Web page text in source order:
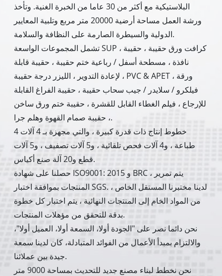
البلاستيكية مع أكثر من 30 عاما من الخبرة الغنية. وتأخذ
ورشة العمل مساحة أرضية 20000 متر مربع وتلبية المعايير
الدولية والسيطرة الصارمة على النظافة والسلامة.
تشمل المجموعات الواسعة SUP ، كرافت ورق حقيبة ، حقيبة
نافذة ، مسطحة أسفل / رباعية ختم حقيبة ، حقيبة قابلة
لإعادة التدوير ، الليزر درجة حقيبة ، PVC & APET ورقة ،
فيلكرو / سلايدر / جيب سحاب حقيبة ، حقيبة الفراغ القابلة
للإرجاع ، فيلم الغطاء القابل للقشرة ، حقيبة ختم ورق ساخن
، حقيبة صمام القهوة وهلم جرا.
4 خطوط إنتاج ذات قدرة كبيرة ، والتي مجهزة بـ 4 آلات
طباعة ، و4 آلات فحص تلقائية ، و5 آلات تصفيف ، و5 آلات
قطع و20 آلة صنع أكياس.
حصلنا على شهادة ISO9001: 2015 و BRC ، يتم تمرير
المنتجات بموافقة اختبار SGS. لدينا مختبرنا المستقل الخاص ،
من المواد الخام إلى المنتجات النهائية ، يتم اختبار كل خطوة
بدقة للتحقق من مؤهلات المنتجات.
نحن دائما نصر على "الجودة أولا، السمعة أولا، العميل أولا"،
والالتزام بمبدأ الأعمال من الفوائد المتبادلة، كان لدينا سمعة
جيدة بين عملائنا.
نحن نخطط لبناء مصنع جديد للتحديث بمساحة 9000 متر